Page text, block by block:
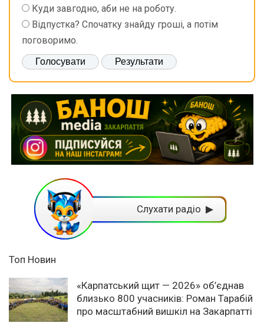
Куди завгодно, аби не на роботу.
Відпустка? Спочатку знайду гроші, а потім
поговоримо.
Слухати радіо ▶
Топ Новин
«Карпатський щит — 2026» об’єднав
близько 800 учасників: Роман Тарабій
про масштабний вишкіл на Закарпатті